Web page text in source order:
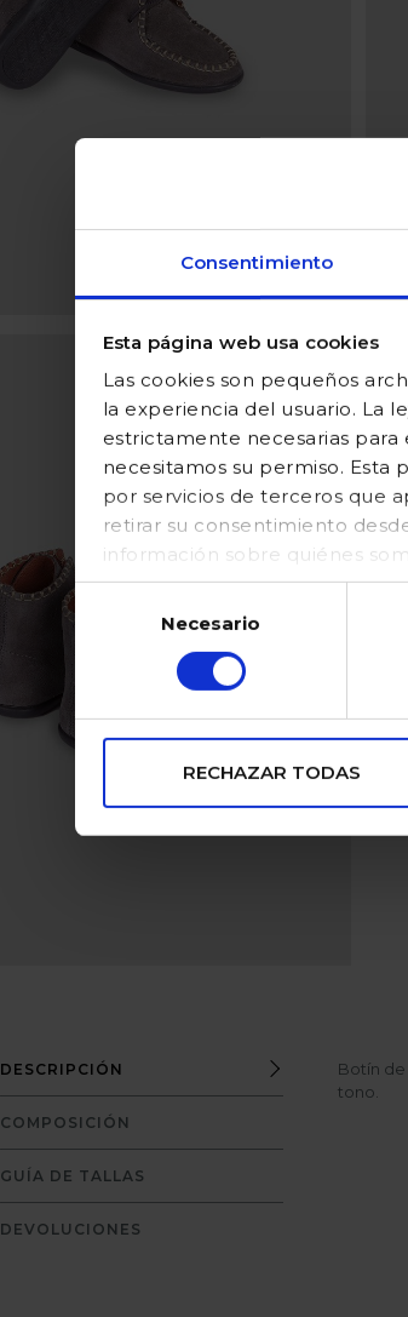
Consentimiento
Esta página web usa cookies
Las cookies son pequeños
la experiencia del usuario. La
estrictamente necesarias
necesitamos su permiso. Esta
por servicios de terceros que
retirar su consentimiento
información sobre quiénes
en nuestraPolítica de cookies
Selección
consentimiento
Necesario
RECHAZAR TODAS
DESCRIPCIÓN
COMPOSICIÓN
GUÍA DE TALLAS
DEVOLUCIONES
Botín
tono.